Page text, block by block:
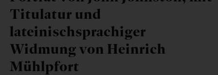
Titulatur und
lateinischsprachiger
Widmung von Heinrich
Mühlpfort